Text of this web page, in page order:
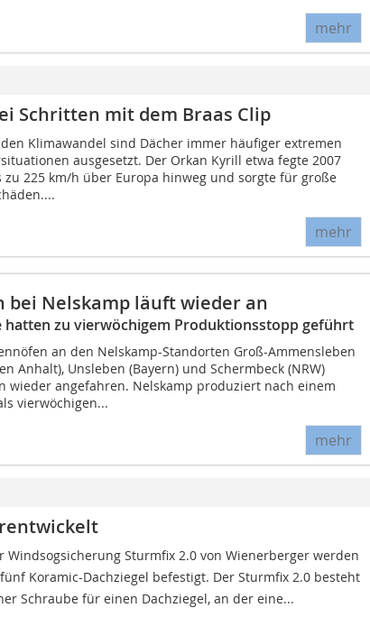
mehr
Schritten mit dem Braas Clip
Klimawandel sind Dächer immer häufiger extremen
ausgesetzt. Der Orkan Kyrill etwa fegte 2007
zu 225 km/h über Europa hinweg und sorgte für große
mehr
bei Nelskamp läuft wieder an
hatten zu vierwöchigem Produktionsstopp geführt
an den Nelskamp-Standorten Groß-Ammensleben
Anhalt), Unsleben (Bayern) und Schermbeck (NRW)
wieder angefahren. Nelskamp produziert nach einem
vierwöchigen...
mehr
Windsogsicherung Sturmfix 2.0 von Wienerberger werden
Koramic-Dachziegel befestigt. Der Sturmfix 2.0 besteht
Schraube für einen Dachziegel, an der eine...